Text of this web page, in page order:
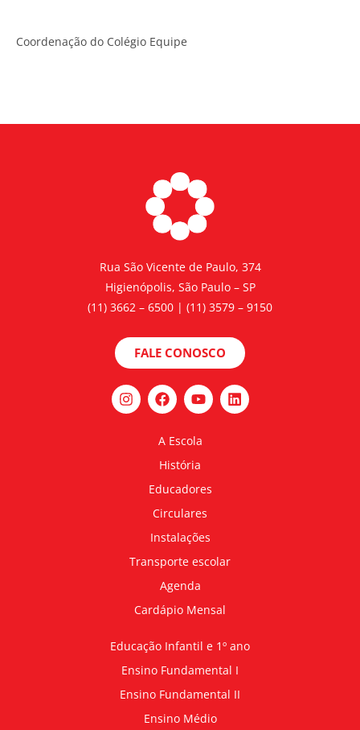
Coordenação do Colégio Equipe
Rua São Vicente de Paulo, 374
Higienópolis, São Paulo – SP
(11) 3662 – 6500 | (11) 3579 – 9150
FALE CONOSCO
A Escola
História
Educadores
Circulares
Instalações
Transporte escolar
Agenda
Cardápio Mensal
Educação Infantil e 1º ano
Ensino Fundamental I
Ensino Fundamental II
Ensino Médio